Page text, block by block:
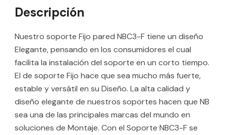
Descripción
Nuestro soporte Fijo pared NBC3-F tiene un diseño
Elegante, pensando en los consumidores el cual
facilita la instalación del soporte en un corto tiempo.
El de soporte Fijo hace que sea mucho más fuerte,
estable y versátil en su Diseño. La alta calidad y
diseño elegante de nuestros soportes hacen que NB
sea una de las principales marcas del mundo en
soluciones de Montaje. Con el Soporte NBC3-F se